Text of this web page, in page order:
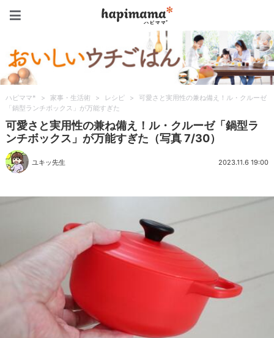
ハピママ* > 家事・生活術 > レシピ >
可愛さと実用性の兼ね備え！ル・クルーゼ
「鍋型ランチボックス」が万能すぎた
可愛さと実用性の兼ね備え！ル・クルーゼ「鍋型ラ
ンチボックス」が万能すぎた（写真 7/30）
ユキッ先生 2023.11.6 19:00